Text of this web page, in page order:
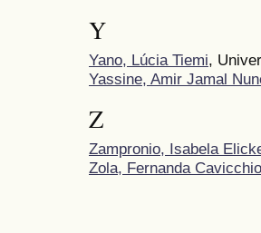
Y
Yano, Lúcia Tiemi,
Yassine, Amir Jamal
Z
Zampronio, Isabela
Zola, Fernanda